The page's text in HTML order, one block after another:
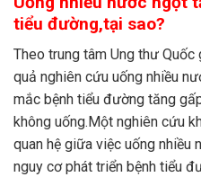
tiểu đường,tại sao?
Theo trung tâm Ung thư
quả nghiên cứu uống nhiều
mắc bệnh tiểu đường tăng
không uống.Một nghiên cứu
quan hệ giữa việc uống nhiều
nguy cơ phát triển bệnh tiểu